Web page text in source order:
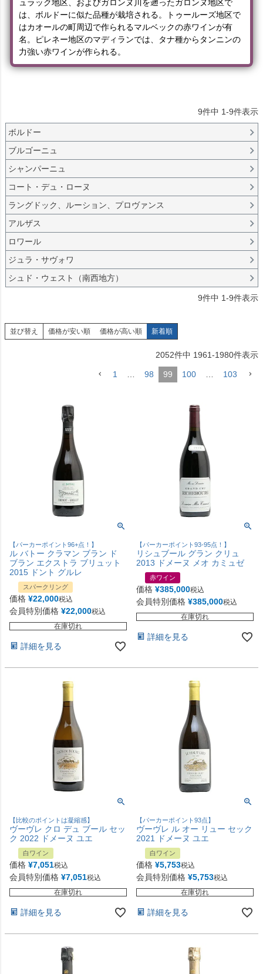
ュラック地区、およびガロンヌ川を遡ったガロンヌ地区で
は、ボルドーに似た品種が栽培される。トゥールーズ地区で
はカオールの町周辺で作られるマルベックの赤ワインが有
名。ピレネー地区のマディランでは、タナ種からタンニンの
力強い赤ワインが作られる。
9件中 1-9件表示
ボルドー
ブルゴーニュ
シャンパーニュ
コート・デュ・ローヌ
ラングドック、ルーション、プロヴァンス
アルザス
ロワール
ジュラ・サヴォワ
シュド・ウェスト（南西地方）
9件中 1-9件表示
並び替え 価格が安い順 価格が高い順 新着順
2052件中 1961-1980件表示
1 98 99 100 103
【パーカーポイント96+点！】
ル バトー クラマン ブラン ド
ブラン エクストラ ブリュット
2015 ドント グルレ
スパークリング
価格 ¥22,000税込
会員特別価格 ¥22,000税込
在庫切れ
詳細を見る
【パーカーポイント93-95点！】
リシュブール グラン クリュ
2013 ドメーヌ メオ カミュゼ
赤ワイン
価格 ¥385,000税込
会員特別価格 ¥385,000税込
在庫切れ
詳細を見る
【比較のポイントは凝縮感】
ヴーヴレ クロ デュ ブール セッ
ク 2022 ドメーヌ ユエ
白ワイン
価格 ¥7,051税込
会員特別価格 ¥7,051税込
在庫切れ
詳細を見る
【パーカーポイント93点】
ヴーヴレ ル オー リュー セック
2021 ドメーヌ ユエ
白ワイン
価格 ¥5,753税込
会員特別価格 ¥5,753税込
在庫切れ
詳細を見る